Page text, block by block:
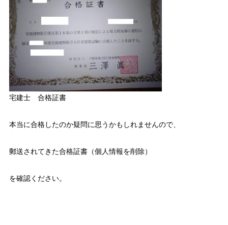
宅建士 合格証書
本当に合格したのか疑問に思うかもしれませんので、
郵送されてきた合格証書（個人情報を削除）
を確認ください。